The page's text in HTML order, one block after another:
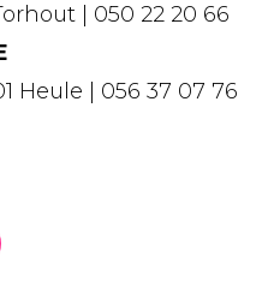
| 050 22 20 66
Heule | 056 37 07 76